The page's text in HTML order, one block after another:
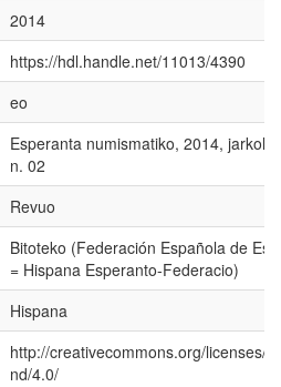
2014
https://hdl.handle.net/11013/4390
eo
Esperanta numismatiko, 2014,
n. 02
Revuo
Bitoteko (Federación Española de
= Hispana Esperanto-Federacio)
Hispana
http://creativecommons.org/licenses/
nd/4.0/